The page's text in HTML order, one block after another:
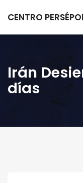
CENTRO
Irán
días